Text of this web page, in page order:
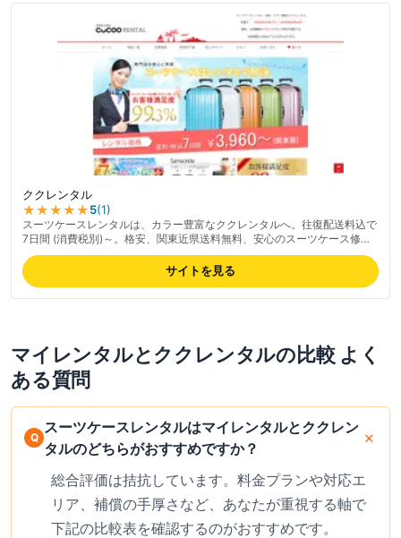
ククレンタル
★★★★★5(1)
スーツケースレンタルは、カラー豊富なククレンタルへ。往復配送料込で
7日間 (消費税別)～。格安、関東近県送料無料、安心のスーツケース修理
代無償サービス付。最新の料金は公式サイトでご確認ください。
サイトを見る
マイレンタルとククレンタルの比較 よく
ある質問
スーツケースレンタルはマイレンタルとククレン
タルのどちらがおすすめですか？
総合評価は拮抗しています。料金プランや対応エ
リア、補償の手厚さなど、あなたが重視する軸で
下記の比較表を確認するのがおすすめです。